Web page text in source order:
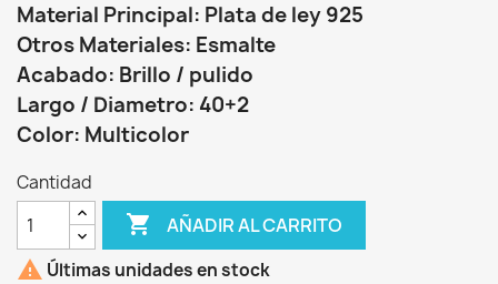
Material Principal: Plata de ley 925
Otros Materiales: Esmalte
Acabado: Brillo / pulido
Largo / Diametro: 40+2
Color: Multicolor
Cantidad
 AÑADIR AL CARRITO
 Últimas unidades en stock